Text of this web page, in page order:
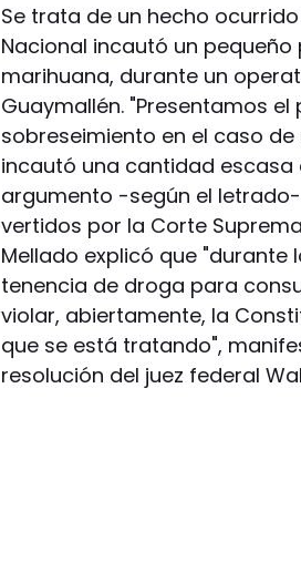
Se trata de un hecho
Nacional incautó un
marihuana, durante un
Guaymallén. "Presentamos
sobreseimiento en el caso
incautó una cantidad escasa
argumento -según el
vertidos por la Corte
Mellado explicó que
tenencia de droga para
violar, abiertamente, la
que se está tratando",
resolución del juez federal